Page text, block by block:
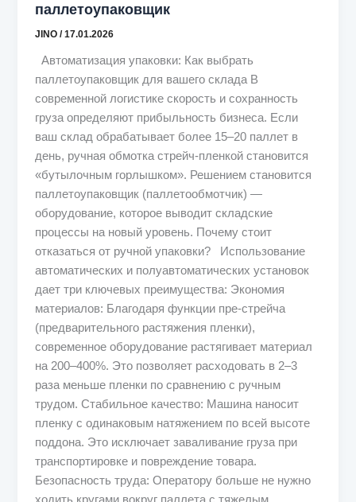
паллетоупаковщик
JINO/17.01.2026
Автоматизация упаковки: Как выбрать
паллетоупаковщик для вашего склада В
современной логистике скорость и сохранность
груза определяют прибыльность бизнеса. Если
ваш склад обрабатывает более 15–20 паллет в
день, ручная обмотка стрейч-пленкой становится
«бутылочным горлышком». Решением становится
паллетоупаковщик (паллетообмотчик) —
оборудование, которое выводит складские
процессы на новый уровень. Почему стоит
отказаться от ручной упаковки? Использование
автоматических и полуавтоматических установок
дает три ключевых преимущества: Экономия
материалов: Благодаря функции пре-стрейча
(предварительного растяжения пленки),
современное оборудование растягивает материал
на 200–400%. Это позволяет расходовать в 2–3
раза меньше пленки по сравнению с ручным
трудом. Стабильное качество: Машина наносит
пленку с одинаковым натяжением по всей высоте
поддона. Это исключает заваливание груза при
транспортировке и повреждение товара.
Безопасность труда: Оператору больше не нужно